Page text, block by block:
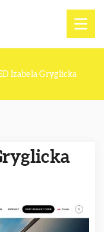
Izabela Gryglicka